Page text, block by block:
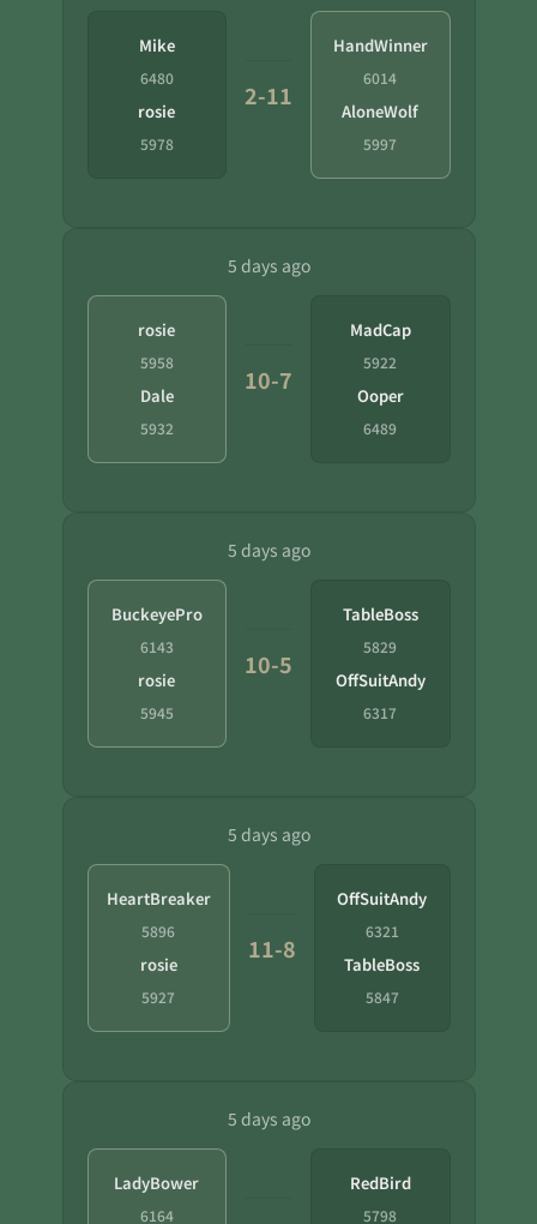
Mike
6480
rosie
5978
2-11
HandWinner
6014
AloneWolf
5997
5 days ago
rosie
5958
Dale
5932
10-7
MadCap
5922
Ooper
6489
5 days ago
BuckeyePro
6143
rosie
5945
10-5
TableBoss
5829
OffSuitAndy
6317
5 days ago
HeartBreaker
5896
rosie
5927
11-8
OffSuitAndy
6321
TableBoss
5847
5 days ago
LadyBower
6164
RedBird
5798